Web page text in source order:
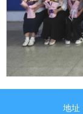
地址